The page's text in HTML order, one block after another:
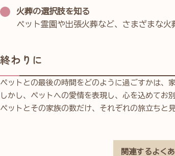
火葬の選択肢を知る
ペット霊園や出張火葬など、さまざまな
終わりに
ペットとの最後の時間をどのように過ごすかは、
しかし、ペットへの愛情を表現し、心を込めてお
ペットとその家族の数だけ、それぞれの旅立ちと
関連するよく